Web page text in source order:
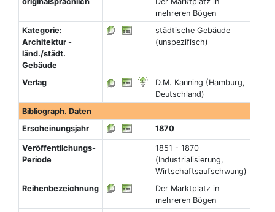
mehreren Bögen
Kategorie:
Architektur -
länd./städt.
Gebäude
städtische Gebäude
(unspezifisch)
Verlag
D.M. Kanning (Hamburg,
Deutschland)
Bibliograph. Daten
Erscheinungsjahr
1870
Veröffentlichungs-
Periode
1851 - 1870
(Industrialisierung,
Wirtschaftsaufschwung)
Reihenbezeichnung
Der Marktplatz in
mehreren Bögen